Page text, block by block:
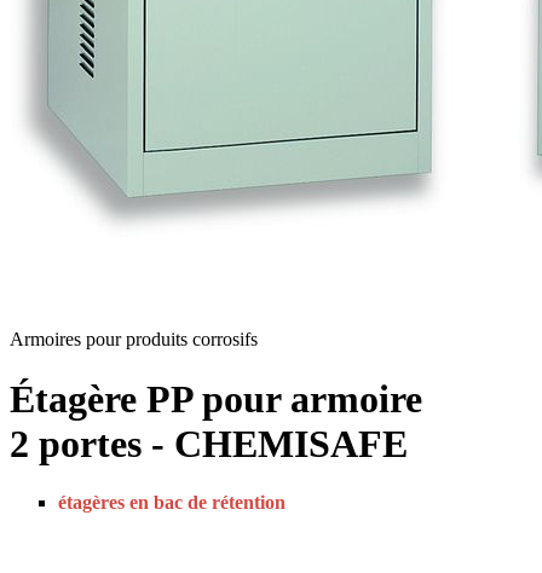
Armoires pour produits corrosifs
Étagère PP pour armoire
2 portes - CHEMISAFE
étagères en bac de rétention